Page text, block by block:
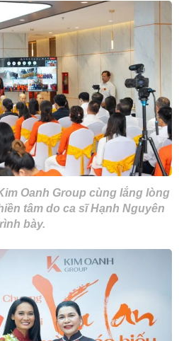
Oanh Group cùng lắng lòng
tâm do ca sĩ Hạnh Nguyên
bày.